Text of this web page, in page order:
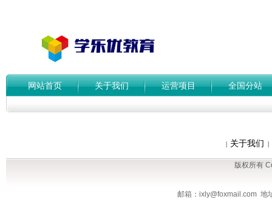
网站首页 关于我们 运营项目 全国分站
| 关于我们 |
版权所有
邮箱：ixly@foxmail.com 地